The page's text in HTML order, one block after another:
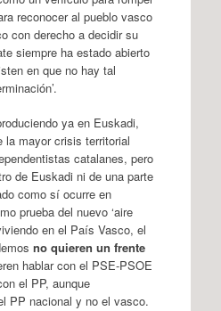
reconocer al pueblo vasco
con derecho a decidir su
siempre ha estado abierto
en que no hay tal
ya en Euskadi,
la mayor crisis territorial
catalanes, pero
de Euskadi ni de una parte
como sí ocurre en
prueba del nuevo ‘aire
en el País Vasco, el
no quieren un frente
hablar con el PSE-PSOE
el PP, aunque
PP nacional y no el vasco.